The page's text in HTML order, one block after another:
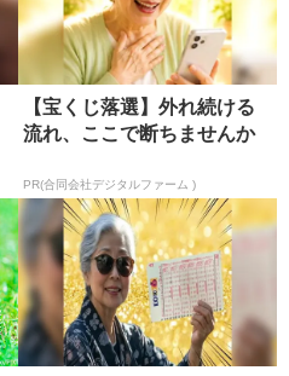
【宝くじ落選】外れ続ける
流れ、ここで断ちませんか
PR(合同会社デジタルファーム )